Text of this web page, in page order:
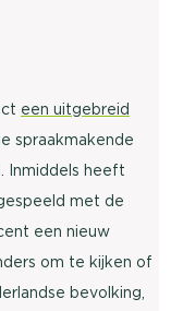
een uitgebreid
spraakmakende
Inmiddels heeft
met de
een nieuw
om te kijken of
bevolking,